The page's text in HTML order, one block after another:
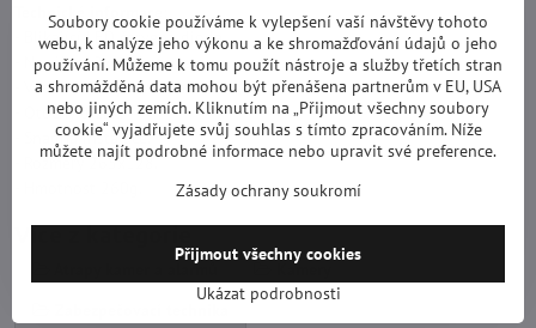
Technické informace:
- Blikající LED červená dioda.
- Napájení 2x AA baterie.
- Voděodolné provedení.
- Otočný držák.
- Snadná instalace.
- Rozměry 265x128.
Více z kategorie
Atrapy kamer a alarmů
Kamery
Soubory cookie používáme k vylepšení vaší návštěvy tohoto
webu, k analýze jeho výkonu a ke shromažďování údajů o jeho
používání. Můžeme k tomu použít nástroje a služby třetích stran
a shromážděná data mohou být přenášena partnerům v EU, USA
nebo jiných zemích. Kliknutím na „Přijmout všechny soubory
cookie“ vyjadřujete svůj souhlas s tímto zpracováním. Níže
můžete najít podrobné informace nebo upravit své preference.
Zásady ochrany soukromí
Ukázat podrobnosti
Přijmout všechny cookies